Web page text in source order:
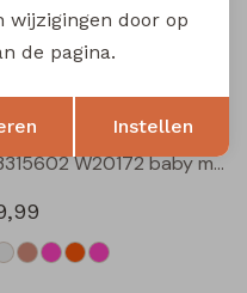
3315602 W20172 baby meisjes T-shirt lm Taupe
Opslaan
door op
de pagina.
Instellen